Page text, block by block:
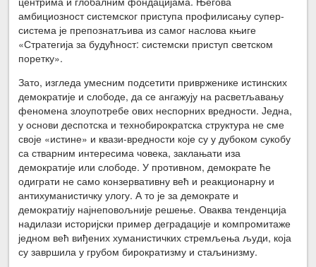
амбициозност системског приступа профилисању супер-
система је препознатљива из самог наслова књиге
«Стратегија за будућност: системски приступ светском
поретку».
Зато, изгледа умесним подсетити приврженике истинских
демократије и слободе, да се ангажују на расветљавању
феномена злоупотребе ових неспорних вредности. Једна,
у основи деспотска и технобирократска структура не сме
своје «истине» и квази-вредности које су у дубоком сукобу
са стварним интересима човека, заклањати иза
демократије или слободе. У противном, демократе ће
одиграти не само конзервативну већ и реакционарну и
антихуманистичку улогу. А то је за демократе и
демократију најнеповољније решење. Оваква тенденција
надилази историјски пример деградације и компромитаже
једном већ виђених хуманистичких стремљења људи, која
су завршила у грубом бирократизму и стаљинизму.